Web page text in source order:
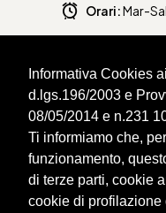
Informativa Cookies
d.lgs.196/2003 e
08/05/2014 e n.231
Ti informiamo che,
funzionamento,
di terze parti, cookie
cookie di profilazione
Orari:Mar-
BAGNAFILO SRLS
PAGINE
SHOP